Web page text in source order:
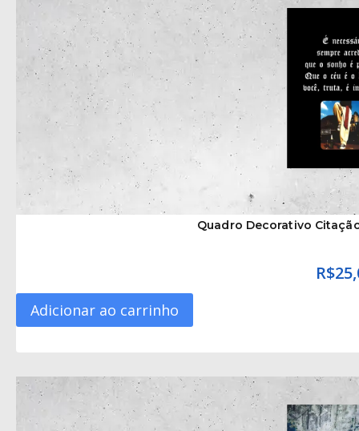
Quadro Decorativo
R$
Adicionar ao carrinho